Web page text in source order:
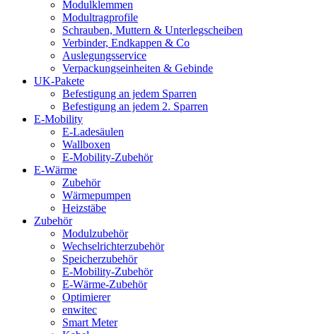
Modulklemmen
Modultragprofile
Schrauben, Muttern & Unterlegscheiben
Verbinder, Endkappen & Co
Auslegungsservice
Verpackungseinheiten & Gebinde
UK-Pakete
Befestigung an jedem Sparren
Befestigung an jedem 2. Sparren
E-Mobility
E-Ladesäulen
Wallboxen
E-Mobility-Zubehör
E-Wärme
Zubehör
Wärmepumpen
Heizstäbe
Zubehör
Modulzubehör
Wechselrichterzubehör
Speicherzubehör
E-Mobility-Zubehör
E-Wärme-Zubehör
Optimierer
enwitec
Smart Meter